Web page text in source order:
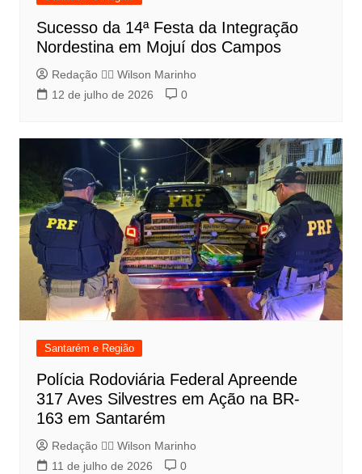
Sucesso da 14ª Festa da Integração
Nordestina em Mojuí dos Campos
Redação 👨‍⚖️​ Wilson Marinho
12 de julho de 2026
0
Santarém e Região
Polícia Rodoviária Federal Apreende
317 Aves Silvestres em Ação na BR-
163 em Santarém
Redação 👨‍⚖️​ Wilson Marinho
11 de julho de 2026
0